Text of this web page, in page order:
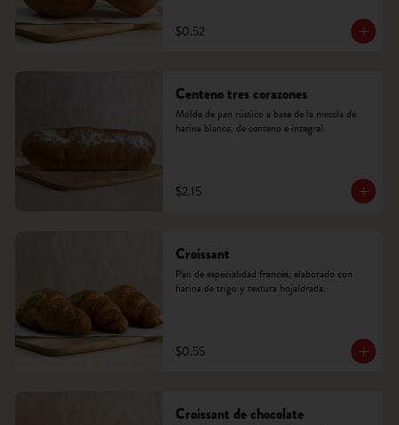
$0.52
Centeno tres corazones
Molde de pan rústico a base de la mezcla de
harina blanca, de centeno e integral.
$2.15
Croissant
Pan de especialidad francés, elaborado con
harina de trigo y textura hojaldrada.
$0.55
Croissant de chocolate